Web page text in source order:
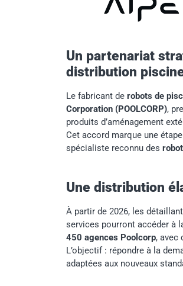
Un partenariat
distribution
Le fabricant de robots de
Corporation (POOLCORP),
produits d’aménagement
Cet accord marque une
spécialiste reconnu des
Une distribution
À partir de 2026, les
services pourront accéder à
450 agences Poolcorp, avec
L’objectif : répondre à la
adaptées aux nouveaux